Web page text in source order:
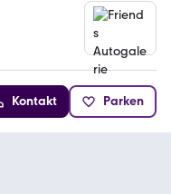
Kontakt Parken